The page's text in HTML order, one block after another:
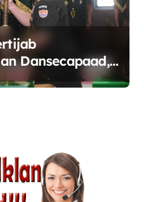
Dansecapaad,
Organisasi